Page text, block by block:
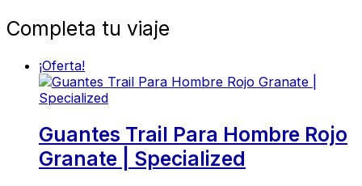
Completa tu viaje
¡Oferta!
Guantes Trail Para Hombre Rojo
Granate | Specialized